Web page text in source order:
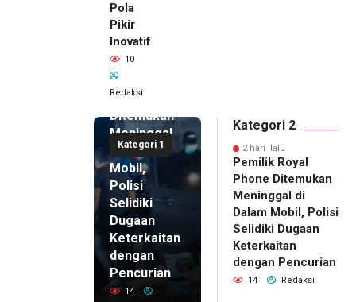
Pola
Pikir
Inovatif
10
Redaksi
Kategori 1
Pemilik
Royal
Phone
Ditemukan
Meninggal
di Dalam
Mobil,
Polisi
Selidiki
Dugaan
Keterkaitan
dengan
Pencurian
14
Kategori 2
2 hari lalu
Pemilik Royal
Phone Ditemukan
Meninggal di
Dalam Mobil, Polisi
Selidiki Dugaan
Keterkaitan
dengan Pencurian
14 Redaksi